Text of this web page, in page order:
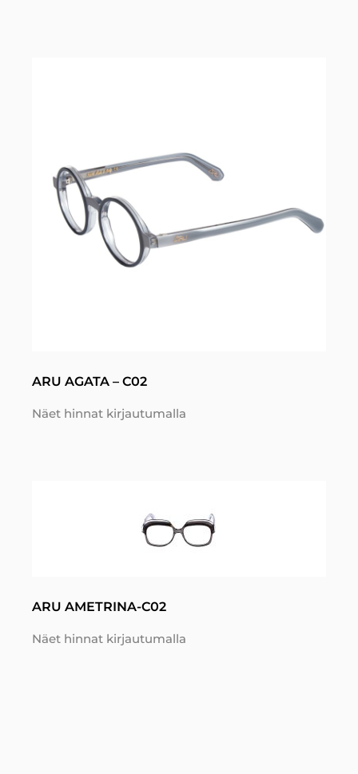
ARU AGATA – C02
Näet hinnat kirjautumalla
ARU AMETRINA-C02
Näet hinnat kirjautumalla